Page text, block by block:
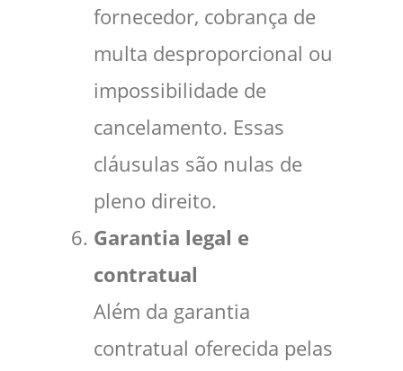
fornecedor, cobrança de
multa desproporcional ou
impossibilidade de
cancelamento. Essas
cláusulas são nulas de
pleno direito.
Garantia legal e
contratual
Além da garantia
contratual oferecida pelas